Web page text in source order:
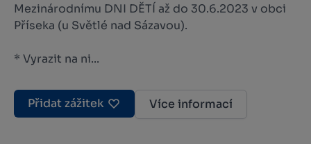
Mezinárodnímu DNI DĚTÍ až do 30.6.2023 v obci
Příseka (u Světlé nad Sázavou).
* Vyrazit na ni...
Přidat zážitek Více informací